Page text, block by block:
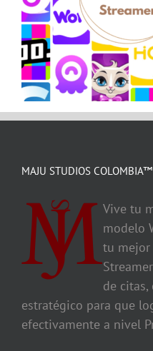
MAJU STUDIOS COLOMBIA™
Vive tu
modelo
tu mejor
de
estratégico para que
efectivamente a nivel